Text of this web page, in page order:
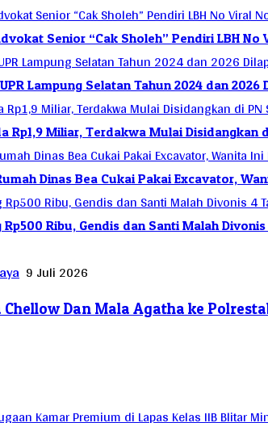
Senior “Cak Sholeh” Pendiri LBH No
Lampung Selatan Tahun 2024 dan 2026
Rp1,9 Miliar, Terdakwa Mulai Disidangkan
Dinas Bea Cukai Pakai Excavator,
Ribu, Gendis dan Santi Malah
9 Juli 2026
Chellow Dan Mala Agatha ke